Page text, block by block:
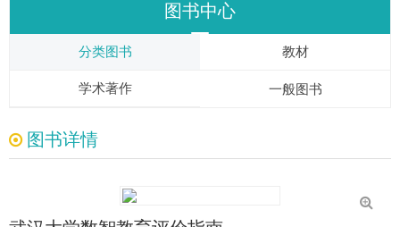
图书中心
分类图书 教材
学术著作 一般图书
图书详情